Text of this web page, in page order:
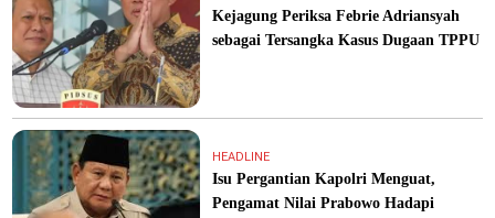
Kejagung Periksa Febrie Adriansyah
sebagai Tersangka Kasus Dugaan TPPU
HEADLINE
Isu Pergantian Kapolri Menguat,
Pengamat Nilai Prabowo Hadapi